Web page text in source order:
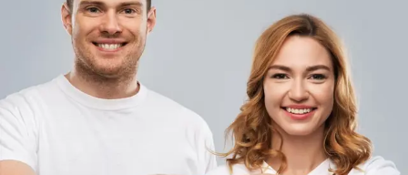
Registratie: € 24,09
Verhuizen: € 24,09
Verlengen: € 32,89
Registratie